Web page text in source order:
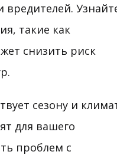
такие как
снизить риск
сезону и
для вашего
проблем с